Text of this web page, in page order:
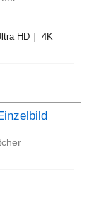
HD
4K